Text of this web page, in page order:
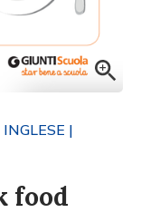
|
food